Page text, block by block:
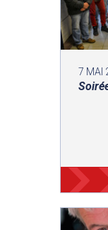
7 MAI